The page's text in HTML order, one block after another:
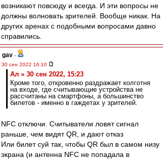
возникают повсюду и всегда. И эти вопросы не
должны волновать зрителей. Вообще никак. На
других аренах с подобными вопросами давно
справились.
gav -
30 сен 2022 16:10
Ал » 30 сен 2022, 15:23
Кроме того, откровенно раздражает колготня
на входе, где считывающие устройства не
рассчитаны на смартфоны, а большинство
билетов - именно в гаждетах у зрителей.
NFC отключи. Считыватели ловят сигнал
раньше, чем видят QR, и дают отказ
Или билет суй так, чтобы QR был в самом низу
экрана (и антенна NFC не попадала в